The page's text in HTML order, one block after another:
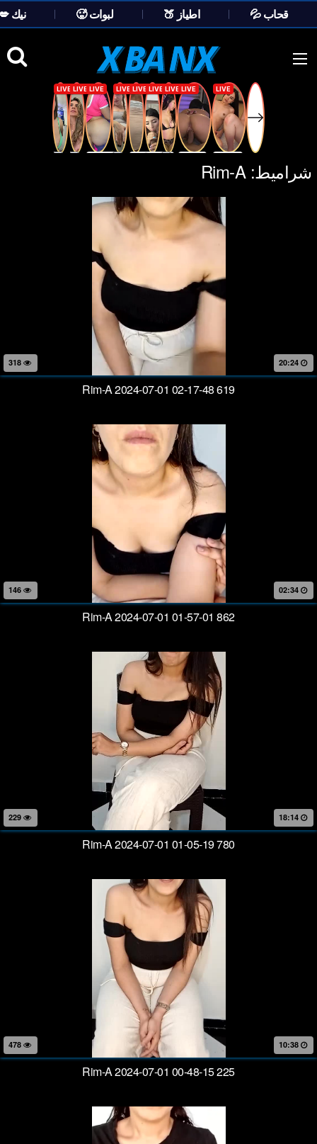
💦 قحاب 🍑 اطياز 🥵 لبوات
💋 نيك
content
شراميط:Rim-A
20:24
Rim-A 2024-07-01 02-17-48 619
02:34
Rim-A 2024-07-01 01-57-01 862
18:14
Rim-A 2024-07-01 01-05-19 780
10:38
Rim-A 2024-07-01 00-48-15 225